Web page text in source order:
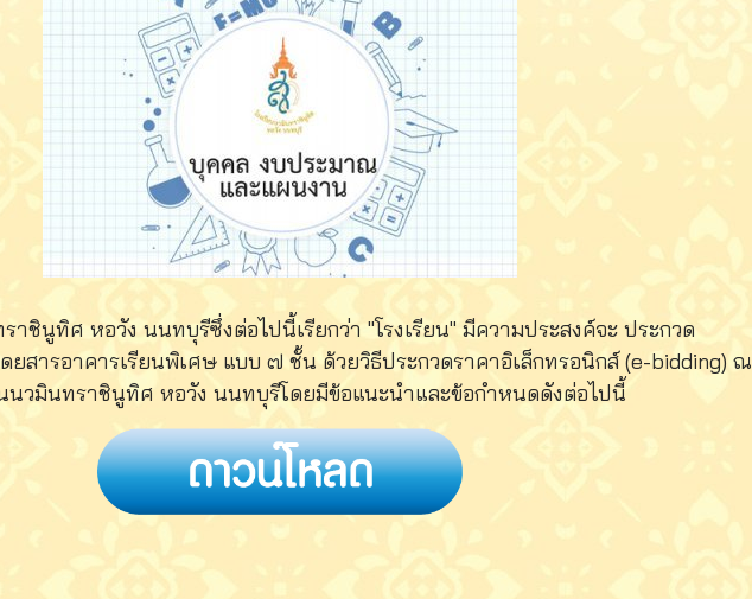
าชินูทิศ หอวัง นนทบุรีซึ่งต่อไปนี้เรียกว่า "โรงเรียน" มีความประสงค์จะ ประกวด
ยสารอาคารเรียนพิเศษ แบบ ๗ ชั้น ด้วยวิธีประกวดราคาอิเล็กทรอนิกส์ (e-bidding) ณ
นนวมินทราชินูทิศ หอวัง นนทบุรีโดยมีข้อแนะนําและข้อกําหนดดังต่อไปนี้